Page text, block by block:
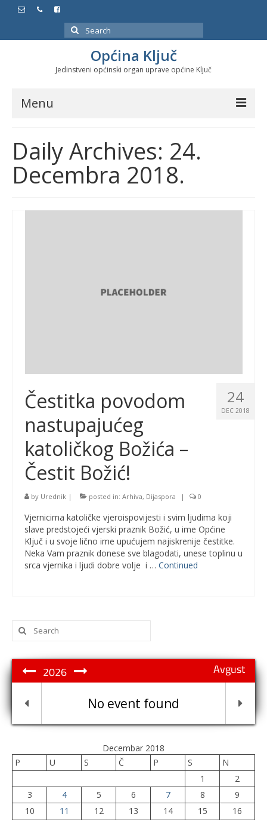
Search
for:
Općina Ključ
Jedinstveni općinski organ uprave općine Ključ
Menu
Službeni glasnici
Javne nabavke
Značajni datumi i manifestacije
Daily Archives: 24.
Decembra 2018.
24
DEC 2018
Čestitka povodom
nastupajućeg
katoličkog Božića –
Čestit Božić!
by Urednik | posted in: Arhiva, Dijaspora | 0
Vjernicima katoličke vjeroispovijesti i svim ljudima koji
slave predstojeći vjerski praznik Božić, u ime Općine
Ključ i u svoje lično ime upućujem najiskrenije čestitke.
Neka Vam praznik donese sve blagodati, unese toplinu u
srca vjernika i ljudi dobre volje i … Continued
Search
for:
Avgust
2026
No event found
Decembar 2018
P
U S Č P S
N
1
2
3
4 5 6 7 8
9
10
11 12 13 14 15
16